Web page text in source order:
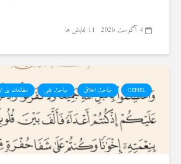
4 آگوست 2026 11 نمایش ها
GENEL مباحث اخلاقی مباحث علمی مطالعات بین